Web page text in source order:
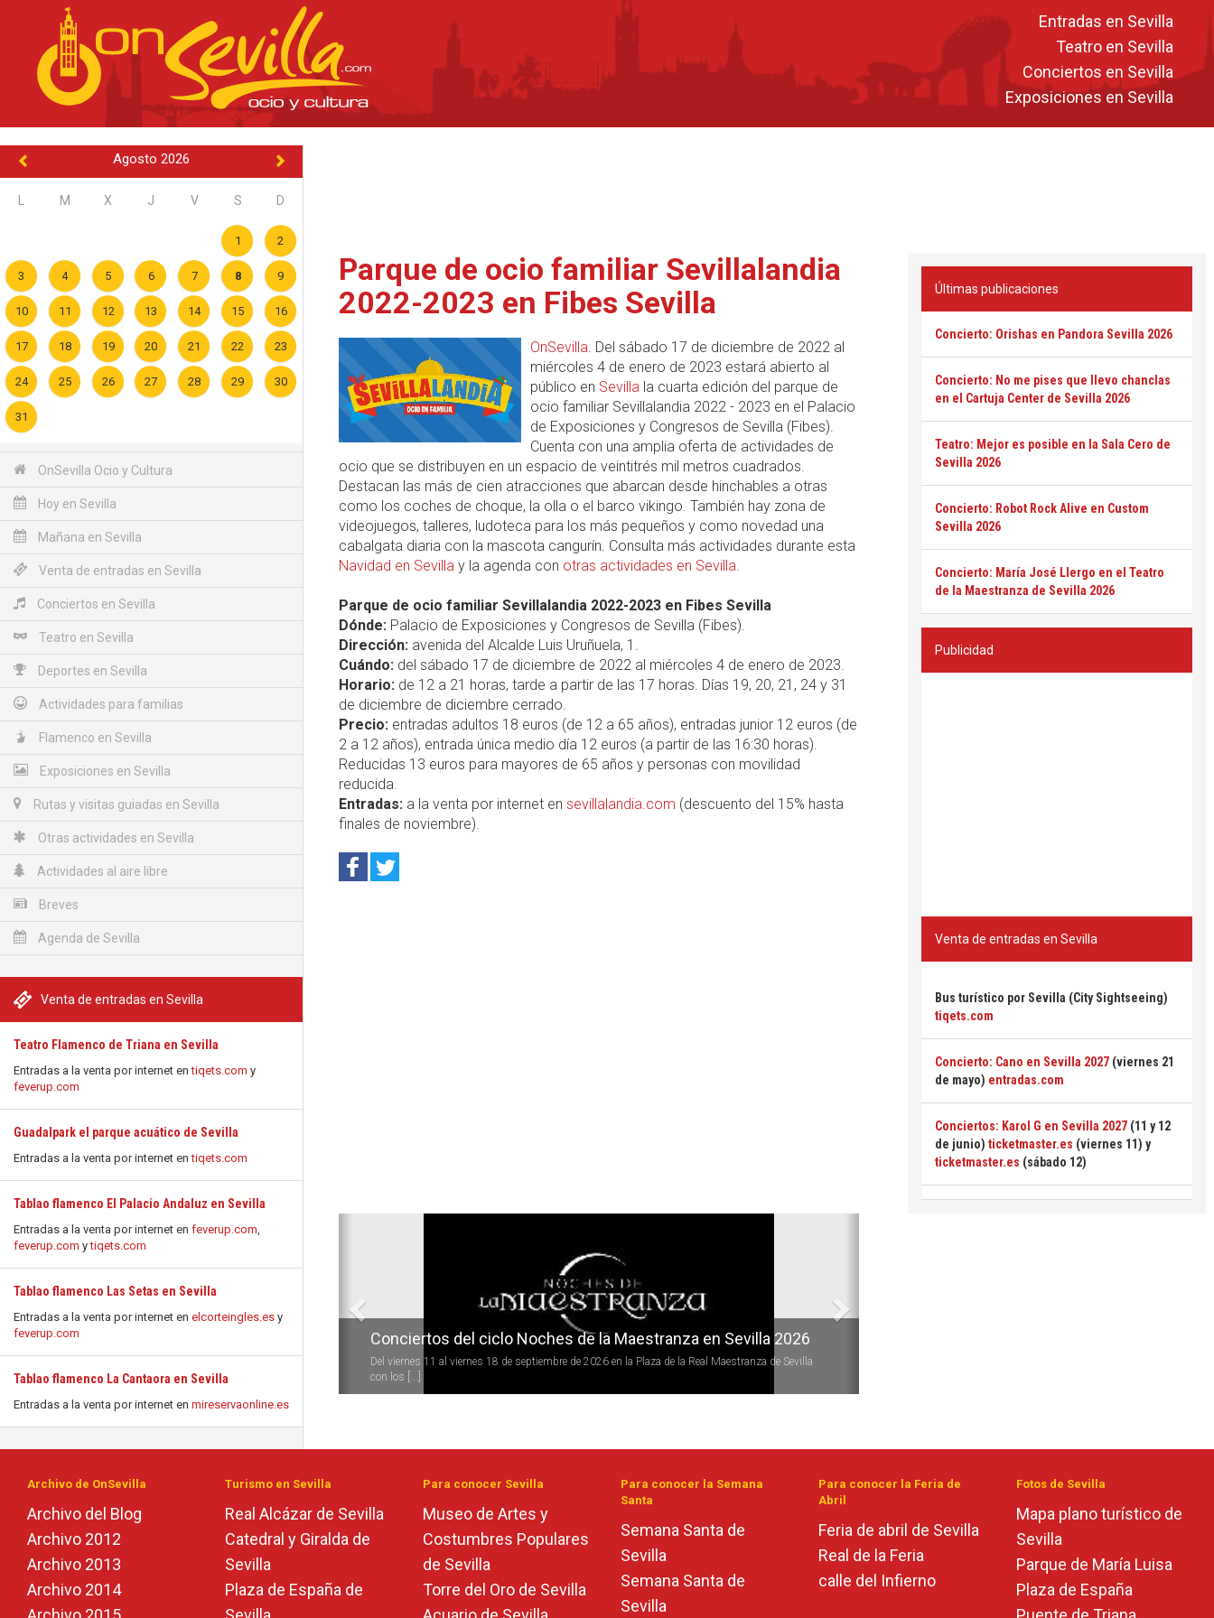
Entradas en Sevilla
Teatro en Sevilla
Conciertos en Sevilla
Exposiciones en Sevilla
Agosto 2026
M X J V S D
1 2
3 4 5 6 7 8 9
10 11 12 13 14 15 16
17 18 19 20 21 22 23
24 25 26 27 28 29 30
31
OnSevilla Ocio y Cultura
Hoy en Sevilla
Mañana en Sevilla
Venta de entradas en Sevilla
Conciertos en Sevilla
Teatro en Sevilla
Deportes en Sevilla
Actividades para familias
Flamenco en Sevilla
Exposiciones en Sevilla
Rutas y visitas guiadas en Sevilla
Otras actividades en Sevilla
Actividades al aire libre
Breves
Agenda de Sevilla
Venta de entradas en Sevilla
Teatro Flamenco de Triana en Sevilla
Entradas a la venta por internet entiqets.com y
feverup.com
Guadalpark el parque acuático de Sevilla
Entradas a la venta por internet entiqets.com
Tablao flamenco El Palacio Andaluz en Sevilla
Entradas a la venta por internet en feverup.com,
feverup.com ytiqets.com
Tablao flamenco Las Setas en Sevilla
Entradas a la venta por internet en elcorteingles.es y
feverup.com
Tablao flamenco La Cantaora en Sevilla
Entradas a la venta por internet en mireservaonline.es
Parque de ocio familiar Sevillalandia
2022-2023 en Fibes Sevilla
OnSevilla. Del sábado 17 de diciembre de 2022 al
miércoles 4 de enero de 2023 estará abierto al
público en Sevillala cuarta edición del parque de
ocio familiar Sevillalandia 2022 - 2023 en el Palacio
de Exposiciones y Congresos de Sevilla (Fibes).
Cuenta con una amplia oferta de actividades de
ocio que se distribuyen en un espacio de veintitrés mil metros cuadrados.
Destacan las más de cien atracciones que abarcan desde hinchables a otras
como los coches de choque, la olla o el barco vikingo. También hay zona de
videojuegos, talleres, ludoteca para los más pequeños y como novedad una
cabalgata diaria con la mascota cangurín. Consulta más actividades durante esta
Navidad en Sevilla y la agenda con otras actividades en Sevilla.
Parque de ocio familiar Sevillalandia 2022-2023 en Fibes Sevilla
Dónde: Palacio de Exposiciones y Congresos de Sevilla (Fibes).
Dirección: avenida del Alcalde Luis Uruñuela, 1.
Cuándo: del sábado 17 de diciembre de 2022 al miércoles 4 de enero de 2023.
Horario: de 12 a 21 horas, tarde a partir de las 17 horas. Días 19, 20, 21, 24 y 31
de diciembre de diciembre cerrado.
Precio: entradas adultos 18 euros (de 12 a 65 años), entradas junior 12 euros (de
2 a 12 años), entrada única medio día 12 euros (a partir de las 16:30 horas).
Reducidas 13 euros para mayores de 65 años y personas con movilidad
reducida.
Entradas: a la venta por internet en sevillalandia.com (descuento del 15% hasta
finales de noviembre).
Conciertos del ciclo Noches de la Maestranza en Sevilla 2026
Del viernes 11 al viernes 18 de septiembre de 2026 en la Plaza de la Real Maestranza de Sevilla
con los [...]
Últimas publicaciones
Concierto: Orishas en Pandora Sevilla 2026
Concierto: No me pises que llevo chanclas
en el Cartuja Center de Sevilla 2026
Teatro: Mejor es posible en la Sala Cero de
Sevilla 2026
Concierto: Robot Rock Alive en Custom
Sevilla 2026
Concierto: María José Llergo en el Teatro
de la Maestranza de Sevilla 2026
Publicidad
Venta de entradas en Sevilla
Bus turístico por Sevilla (City Sightseeing)
tiqets.com
Concierto: Cano en Sevilla 2027 (viernes 21
de mayo) entradas.com
Conciertos: Karol G en Sevilla 2027 (11 y 12
de junio) ticketmaster.es (viernes 11) y
ticketmaster.es (sábado 12)
Archivo de OnSevilla
Archivo del Blog
Archivo 2012
Archivo 2013
Archivo 2014
Turismo en Sevilla
Real Alcázar de Sevilla
Catedral y Giralda de
Sevilla
Plaza de España de
Para conocer Sevilla
Museo de Artes y
Costumbres Populares
de Sevilla
Torre del Oro de Sevilla
Para conocer la Semana
Santa
Semana Santa de
Sevilla
Semana Santa de
Sevilla
Para conocer la Feria de
Abril
Feria de abril de Sevilla
Real de la Feria
calle del Infierno
Fotos de Sevilla
Mapa plano turístico de
Sevilla
Parque de María Luisa
Plaza de España